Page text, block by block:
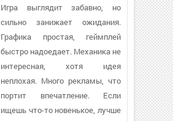
Игра выглядит забавно, но
сильно занижает ожидания.
Графика простая, геймплей
быстро надоедает. Механика не
интересная, хотя идея
неплохая. Много рекламы, что
портит впечатление. Если
ищешь что-то новенькое, лучше